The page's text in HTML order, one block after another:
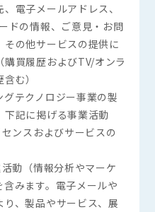
電子メールアドレス、
ドの情報、ご意見・お問
その他サービスの提供に
買履歴およびTV/オンラ
む）
テクノロジー事業の製
記に掲げる事業活動
ンスおよびサービスの
動（情報分析やマーケ
みます。電子メールや
、製品やサービス、展